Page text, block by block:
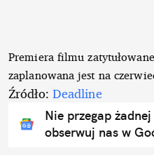
Premiera filmu
zaplanowana jest na
Źródło: Deadline
Nie przegap
obserwuj nas w